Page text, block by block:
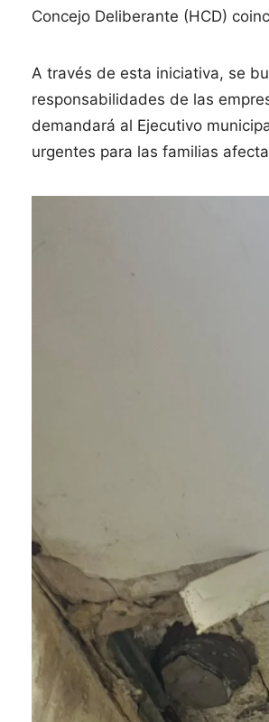
Concejo Deliberante (HCD)
A través de esta iniciativa, se
responsabilidades de las
demandará al Ejecutivo
urgentes para las familias